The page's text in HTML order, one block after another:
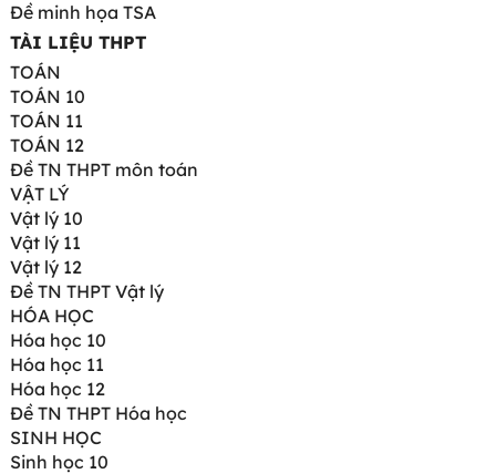
Đề minh họa TSA
TÀI LIỆU THPT
TOÁN
TOÁN 10
TOÁN 11
TOÁN 12
Đề TN THPT môn toán
VẬT LÝ
Vật lý 10
Vật lý 11
Vật lý 12
Đề TN THPT Vật lý
HÓA HỌC
Hóa học 10
Hóa học 11
Hóa học 12
Đề TN THPT Hóa học
SINH HỌC
Sinh học 10